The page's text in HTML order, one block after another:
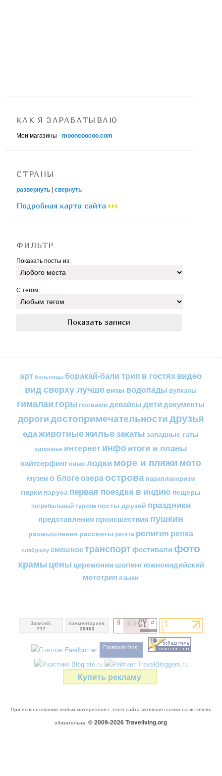
КАК Я ЗАРАБАТЫВАЮ
Мои магазины -mooncoocoo.com
СТРАНЫ
развернуть |свернуть
Подробная карта сайта
ФИЛЬТР
Показать посты из:
С тегом:
арт больницы боракай-бали трип в гостяхвидео
вид сверху лучшевизы водопады вулканы
гималаи горы госвами девайсы детидокументы
дорогидостопримечательностидрузья
едаживотныежильезакаты западные гаты
здоровье интернетинфоитоги и планы
кайтсерфинг кино лодкиморе и пляжимото
музеи о блогеозераострова парапланеризм
парки паруса первая поездка в индию пещеры
погребальный туризм посты друзей праздники
представления происшествия пушкин
размышления рассветы регата религия репка
слайдшоу смешноетранспортфестивали фото
храмы цены церемонии шопингюжноиндийский
мототрип языки
Записей:
717
Комментариев:
28463
Facebook fans:
Купить рекламу
При использовании любых материалов с этого сайта активная ссылка на источник
обязательна. © 2009-2026Traveliving.org